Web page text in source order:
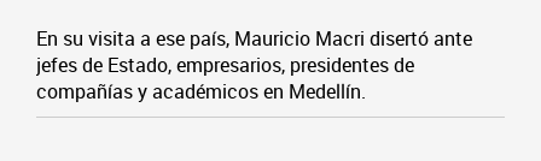
En su visita a ese país, Mauricio Macri disertó ante
jefes de Estado, empresarios, presidentes de
compañías y académicos en Medellín.